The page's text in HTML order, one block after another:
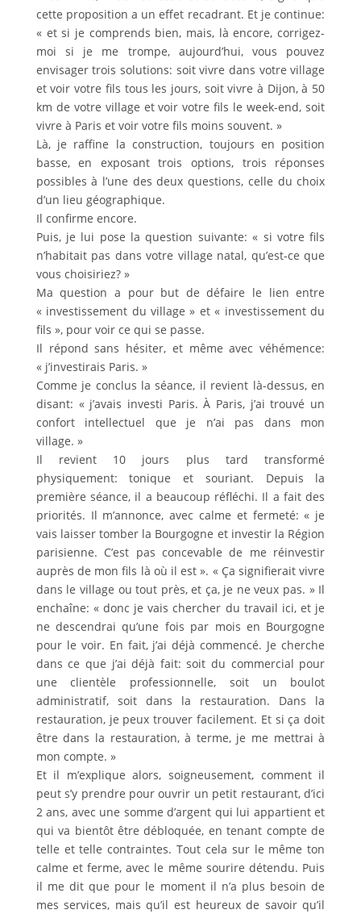
cette proposition a un effet recadrant. Et je continue:
« et si je comprends bien, mais, là encore, corrigez-
moi si je me trompe, aujourd’hui, vous pouvez
envisager trois solutions: soit vivre dans votre village
et voir votre fils tous les jours, soit vivre à Dijon, à 50
km de votre village et voir votre fils le week-end, soit
vivre à Paris et voir votre fils moins souvent. »
Là, je raffine la construction, toujours en position
basse, en exposant trois options, trois réponses
possibles à l’une des deux questions, celle du choix
d’un lieu géographique.
Il confirme encore.
Puis, je lui pose la question suivante: « si votre fils
n’habitait pas dans votre village natal, qu’est-ce que
vous choisiriez? »
Ma question a pour but de défaire le lien entre
« investissement du village » et « investissement du
fils », pour voir ce qui se passe.
Il répond sans hésiter, et même avec véhémence:
« j’investirais Paris. »
Comme je conclus la séance, il revient là-dessus, en
disant: « j’avais investi Paris. À Paris, j’ai trouvé un
confort intellectuel que je n’ai pas dans mon
village. »
Il revient 10 jours plus tard transformé
physiquement: tonique et souriant. Depuis la
première séance, il a beaucoup réfléchi. Il a fait des
priorités. Il m’annonce, avec calme et fermeté: « je
vais laisser tomber la Bourgogne et investir la Région
parisienne. C’est pas concevable de me réinvestir
auprès de mon fils là où il est ». « Ça signifierait vivre
dans le village ou tout près, et ça, je ne veux pas. » Il
enchaîne: « donc je vais chercher du travail ici, et je
ne descendrai qu’une fois par mois en Bourgogne
pour le voir. En fait, j’ai déjà commencé. Je cherche
dans ce que j’ai déjà fait: soit du commercial pour
une clientèle professionnelle, soit un boulot
administratif, soit dans la restauration. Dans la
restauration, je peux trouver facilement. Et si ça doit
être dans la restauration, à terme, je me mettrai à
mon compte. »
Et il m’explique alors, soigneusement, comment il
peut s’y prendre pour ouvrir un petit restaurant, d’ici
2 ans, avec une somme d’argent qui lui appartient et
qui va bientôt être débloquée, en tenant compte de
telle et telle contraintes. Tout cela sur le même ton
calme et ferme, avec le même sourire détendu. Puis
il me dit que pour le moment il n’a plus besoin de
mes services, mais qu’il est heureux de savoir qu’il